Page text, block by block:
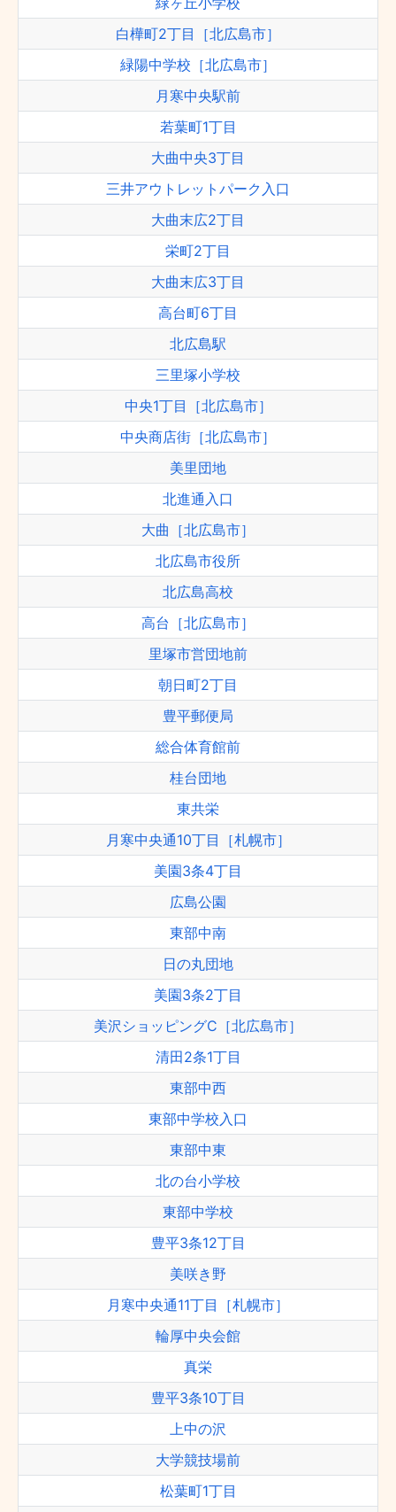
白樺町2丁目［北広島市］
緑陽中学校［北広島市］
月寒中央駅前
若葉町1丁目
大曲中央3丁目
三井アウトレットパーク入口
大曲末広2丁目
栄町2丁目
大曲末広3丁目
高台町6丁目
北広島駅
三里塚小学校
中央1丁目［北広島市］
中央商店街［北広島市］
美里団地
北進通入口
大曲［北広島市］
北広島市役所
北広島高校
高台［北広島市］
里塚市営団地前
朝日町2丁目
豊平郵便局
総合体育館前
桂台団地
東共栄
月寒中央通10丁目［札幌市］
美園3条4丁目
広島公園
東部中南
日の丸団地
美園3条2丁目
美沢ショッピングC［北広島市］
清田2条1丁目
東部中西
東部中学校入口
東部中東
北の台小学校
東部中学校
豊平3条12丁目
美咲き野
月寒中央通11丁目［札幌市］
輪厚中央会館
真栄
豊平3条10丁目
上中の沢
大学競技場前
松葉町1丁目